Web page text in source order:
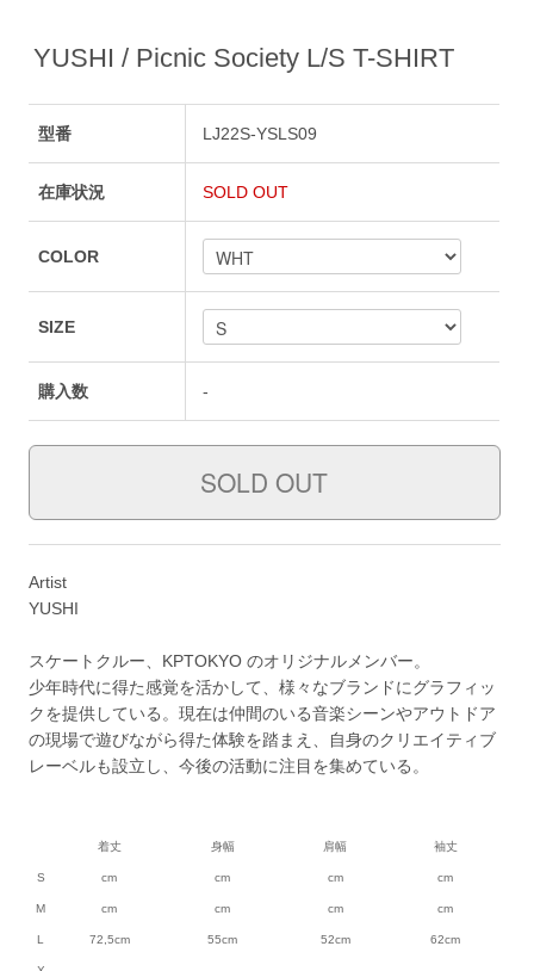
YUSHI / Picnic Society L/S T-SHIRT
型番 LJ22S-YSLS09
在庫状況 SOLD OUT
COLOR
SIZE
購入数 -
Artist
YUSHI
スケートクルー、KPTOKYO のオリジナルメンバー。
少年時代に得た感覚を活かして、様々なブランドにグラフィッ
クを提供している。現在は仲間のいる音楽シーンやアウトドア
の現場で遊びながら得た体験を踏まえ、自身のクリエイティブ
レーベルも設立し、今後の活動に注目を集めている。
着丈 身幅 肩幅 袖丈
S cm cm cm cm
M cm cm cm cm
L 72,5cm 55cm 52cm 62cm